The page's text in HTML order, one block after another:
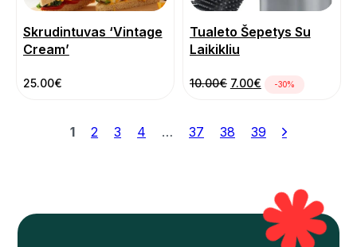
Skrudintuvas ‘Vintage
Cream’
25.00€
Tualeto Šepetys Su
Laikikliu
10.00€ Pradinė kaina buvo:
7.00€Dabartinė kaina
-30%
1 2 3 4 … 37 38 39